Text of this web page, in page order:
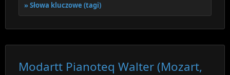
Słowa kluczowe (tagi)
Modartt Pianoteq Walter (Mozart,